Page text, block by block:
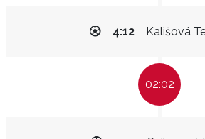
Kališová
4:12
02:02